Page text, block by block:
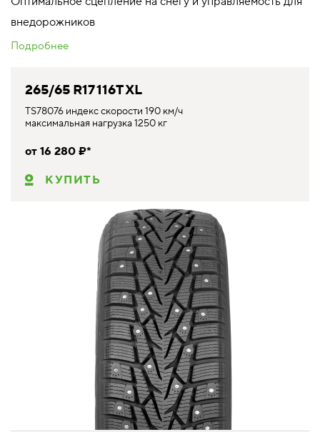
внедорожников
Подробнее
265/65 R17 116T XL
TS78076 индекс скорости 190 км/ч
максимальная нагрузка 1250 кг
от 16 280 ₽*
КУПИТЬ